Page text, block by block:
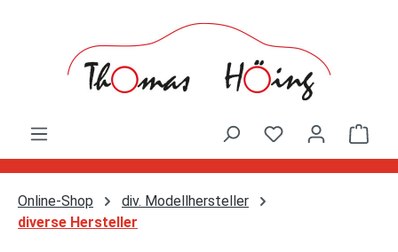
Online-Shop
div. Modellhersteller
diverse Hersteller